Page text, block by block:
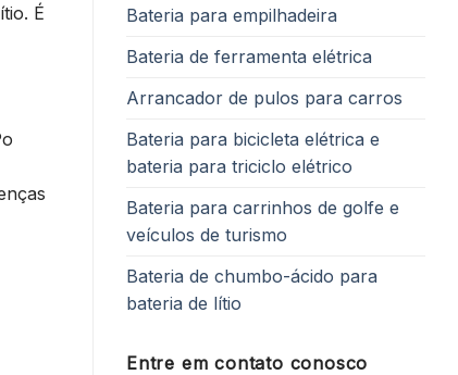
É
Bateria para empilhadeira
Bateria de ferramenta elétrica
Arrancador de pulos para carros
Bateria para bicicleta elétrica e
bateria para triciclo elétrico
Bateria para carrinhos de golfe e
veículos de turismo
Bateria de chumbo-ácido para
bateria de lítio
Entre em contato conosco